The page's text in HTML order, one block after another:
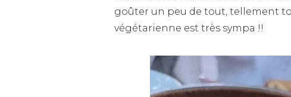
goûter un peu de tout, tellement
végétarienne est très sympa !!